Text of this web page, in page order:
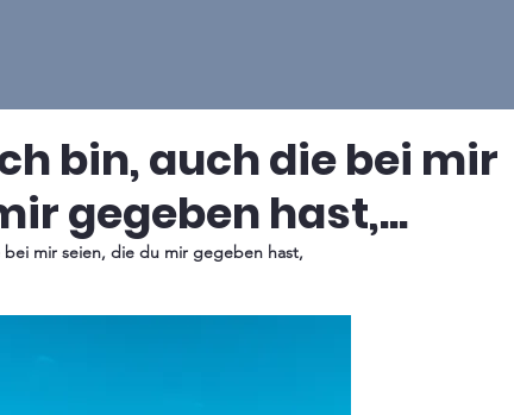
bin, auch die bei mir
gegeben hast,...
bei mir seien, die du mir gegeben hast,